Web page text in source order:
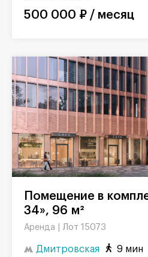
500 000 ₽ / месяц
Помещение в комплексе «Симфония
34», 96 м²
Аренда | Лот 15073
Дмитровская 9 мин